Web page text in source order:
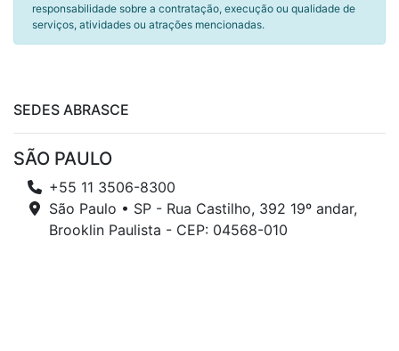
responsabilidade sobre a contratação, execução ou qualidade de
serviços, atividades ou atrações mencionadas.
SEDES ABRASCE
SÃO PAULO
+55 11 3506-8300
São Paulo • SP - Rua Castilho, 392 19º andar,
Brooklin Paulista - CEP: 04568-010